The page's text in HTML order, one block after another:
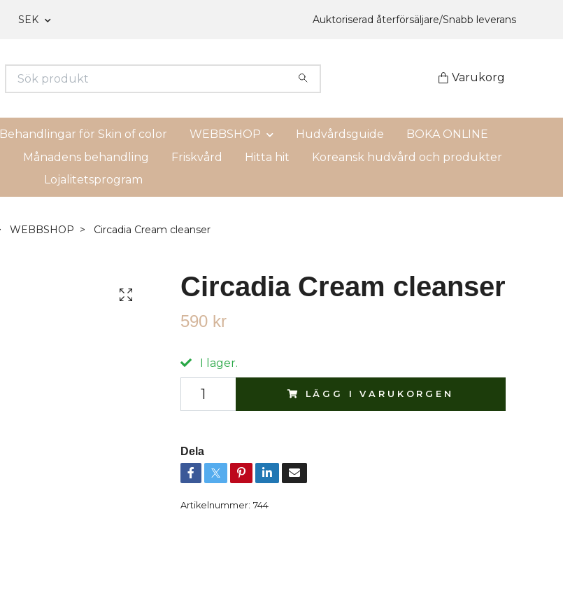
SEK Auktoriserad återförsäljare/Snabb leverans
Varukorg
Behandlingar för Skin of color WEBBSHOP Hudvårdsguide
BOKA ONLINE
Månadens behandling Friskvård Hitta hit
Koreansk hudvård och produkter
Lojalitetsprogram
WEBBSHOP Circadia Cream cleanser
Circadia Cream cleanser
590 kr
I lager.
LÄGG I VARUKORGEN
Dela
Artikelnummer: 744